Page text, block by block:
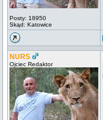
Posty: 18950
Skąd: Katowice
NURS
Ojciec Redaktor